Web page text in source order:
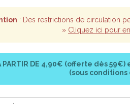
: Des restrictions de circulation
» Cliquez ici pour
PARTIR DE 4,90€ (offerte dès 59€)
(sous conditions